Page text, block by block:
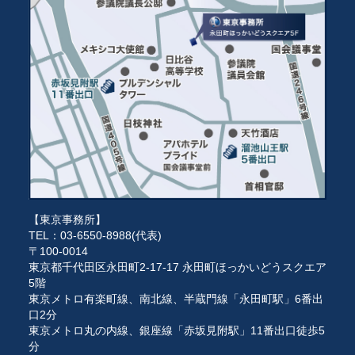
【東京事務所】
TEL：03-6550-8988(代表)
〒100-0014
東京都千代田区永田町2-17-17 永田町ほっかいどうスクエア
5階
東京メトロ有楽町線、南北線、半蔵門線「永田町駅」6番出
口2分
東京メトロ丸の内線、銀座線「赤坂見附駅」11番出口徒歩5
分